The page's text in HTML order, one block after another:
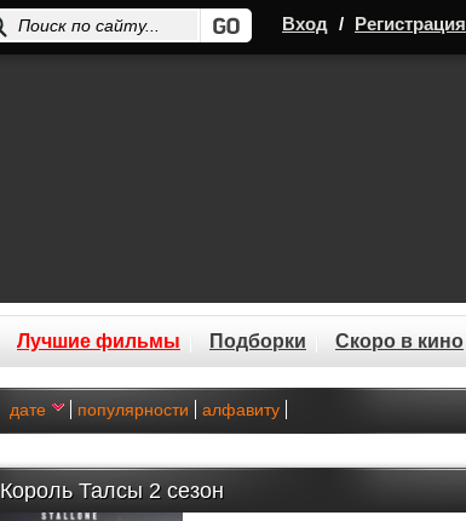
Вход / Регистрация
дате популярности алфавиту
Король Талсы 2 сезон
Лучшие фильмы Подборки Скоро в кино